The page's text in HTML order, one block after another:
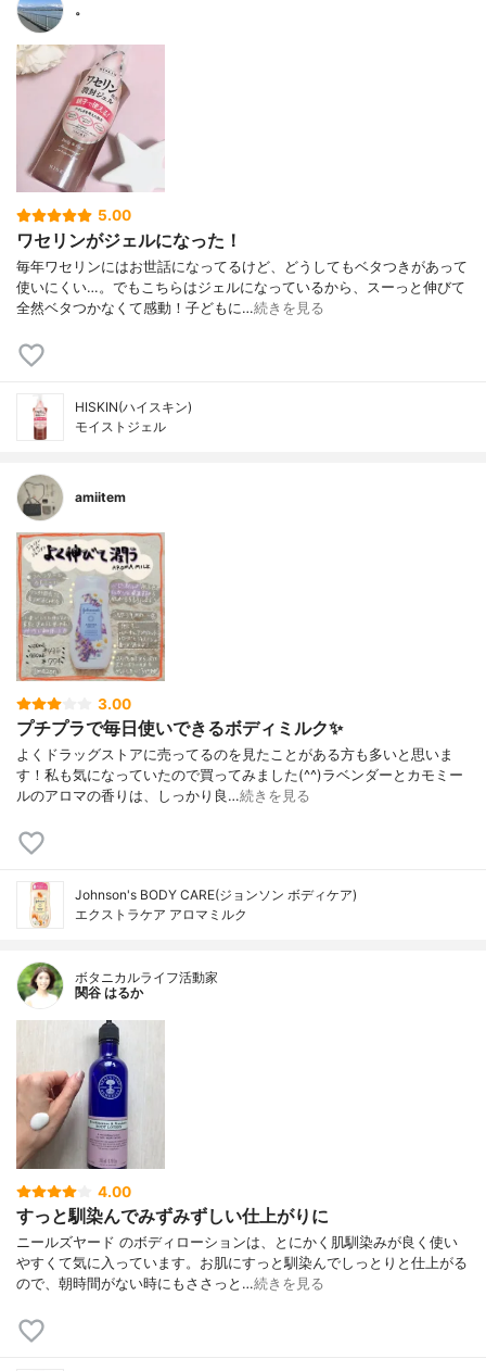
。
5.00
ワセリンがジェルになった！
毎年ワセリンにはお世話になってるけど、どうしてもベタつきがあって
使いにくい…。でもこちらはジェルになっているから、スーっと伸びて
全然ベタつかなくて感動！子どもに…続きを見る
HISKIN(ハイスキン)
モイストジェル
amiitem
3.00
プチプラで毎日使いできるボディミルク✨
よくドラッグストアに売ってるのを見たことがある方も多いと思いま
す！私も気になっていたので買ってみました(^^)ラベンダーとカモミー
ルのアロマの香りは、しっかり良…続きを見る
Johnson's BODY CARE(ジョンソン ボディケア)
エクストラケア アロマミルク
ボタニカルライフ活動家
関谷 はるか
4.00
すっと馴染んでみずみずしい仕上がりに
ニールズヤード のボディローションは、とにかく肌馴染みが良く使い
やすくて気に入っています。お肌にすっと馴染んでしっとりと仕上がる
ので、朝時間がない時にもささっと…続きを見る